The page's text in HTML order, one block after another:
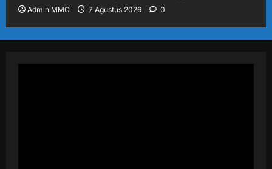
Admin MMC 7 Agustus 2026 0